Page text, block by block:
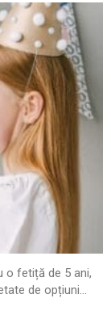
o fetiță de 5 ani,
de opțiuni...